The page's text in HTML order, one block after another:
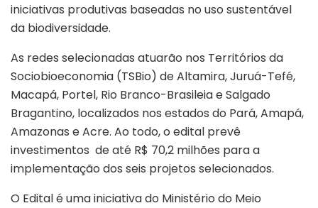
iniciativas produtivas baseadas no uso sustentável
da biodiversidade.
As redes selecionadas atuarão nos Territórios da
Sociobioeconomia (TSBio) de Altamira, Juruá-Tefé,
Macapá, Portel, Rio Branco-Brasileia e Salgado
Bragantino, localizados nos estados do Pará, Amapá,
Amazonas e Acre. Ao todo, o edital prevê
investimentos de até R$ 70,2 milhões para a
implementação dos seis projetos selecionados.
O Edital é uma iniciativa do Ministério do Meio